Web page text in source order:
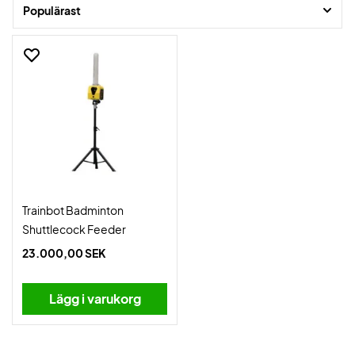
fler repetitioner och effektivare träning. Oavsett om du arbetar med
grundslag, timing eller precision hjälper Trainbot dig att utveckla ditt
Populärast
Trainbot Badminton
Shuttlecock Feeder
23.000,00 SEK
Lägg i varukorg